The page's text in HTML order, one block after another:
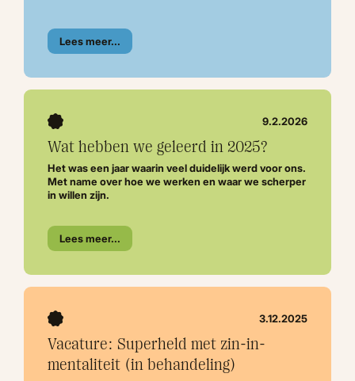
Lees meer...
9.2.2026
Wat hebben we geleerd in 2025?
Het was een jaar waarin veel duidelijk werd voor ons.
Met name over hoe we werken en waar we scherper
in willen zijn.
Lees meer...
3.12.2025
Vacature: Superheld met zin-in-
mentaliteit (in behandeling)